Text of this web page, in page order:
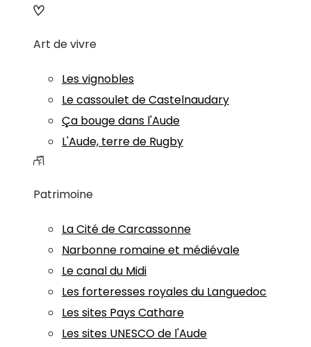
Art de vivre
Les vignobles
Le cassoulet de Castelnaudary
Ça bouge dans l'Aude
L'Aude, terre de Rugby
Patrimoine
La Cité de Carcassonne
Narbonne romaine et médiévale
Le canal du Midi
Les forteresses royales du Languedoc
Les sites Pays Cathare
Les sites UNESCO de l'Aude